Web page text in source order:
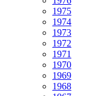
1975
1974
1973
1972
1971
1970
1969
1968